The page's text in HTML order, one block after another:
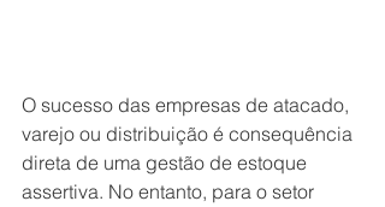
O sucesso das empresas de atacado,
varejo ou distribuição é consequência
direta de uma gestão de estoque
assertiva. No entanto, para o setor